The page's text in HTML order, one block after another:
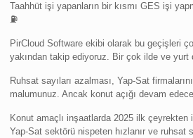
Taahhüt işi yapanların bir kısmı GES işi
⛽️
PirCloud Software ekibi olarak bu geçişleri
yakından takip ediyoruz. Bir çok ilde ve yurt
Ruhsat sayıları azalması, Yap-Sat
malumunuz. Ancak konut açığı devam
Konut amaçlı inşaatlarda 2025 ilk çeyrekten
Yap-Sat sektörü nispeten hızlanır ve ruhsat